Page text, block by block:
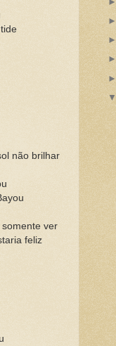
não brilhar
ver
feliz